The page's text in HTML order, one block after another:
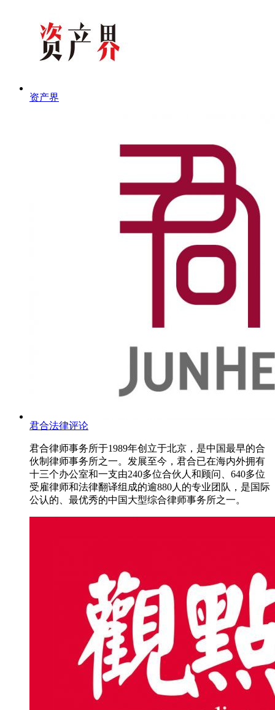
资产界
君合法律评论
君合律师事务所于1989年创立于北京，是中国最早的合
伙制律师事务所之一。发展至今，君合已在海内外拥有
十三个办公室和一支由240多位合伙人和顾问、640多位
受雇律师和法律翻译组成的逾880人的专业团队，是国际
公认的、最优秀的中国大型综合律师事务所之一。